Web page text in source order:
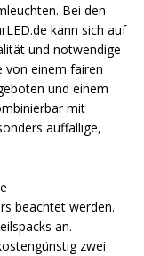
Bei den
kann sich auf
und notwendige
von einem fairen
und einem
mit
auffällige,
beachtet werden.
an.
zwei